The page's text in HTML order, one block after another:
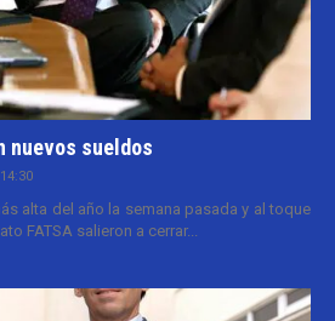
nuevos sueldos
alta del año la semana pasada y al toque
FATSA salieron a cerrar...